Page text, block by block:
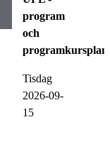
program
och
Tisdag
2026-09-
15